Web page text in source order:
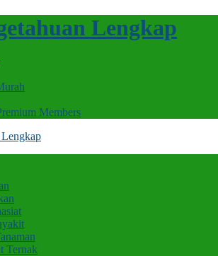
Lengkap
Members
Ternak